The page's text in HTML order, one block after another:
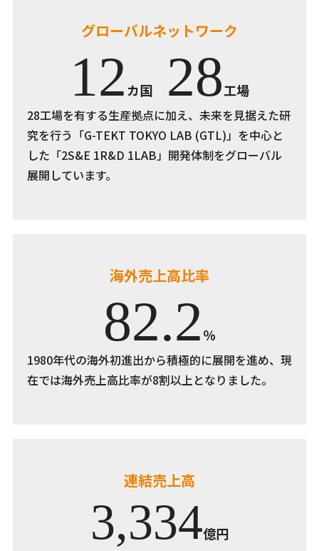
グローバルネットワーク
12カ国 28工場
28工場を有する生産拠点に加え、未来を見据えた研
究を行う「G-TEKT TOKYO LAB (GTL)」を中心と
した「2S&E 1R&D 1LAB」開発体制をグローバル
展開しています。
海外売上高比率
82.2％
1980年代の海外初進出から積極的に展開を進め、現
在では海外売上高比率が8割以上となりました。
連結売上高
3,334億円